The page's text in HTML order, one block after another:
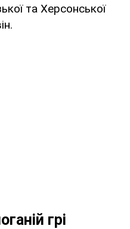
та Херсонської
грі